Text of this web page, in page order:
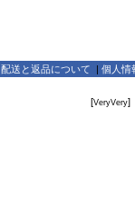
配送と返品について 個人情
[VeryVery]